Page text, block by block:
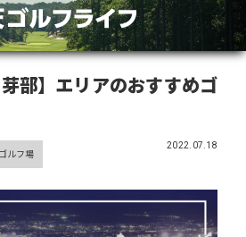
部】エリアのおすすめゴ
2022.07.18
ルフ場